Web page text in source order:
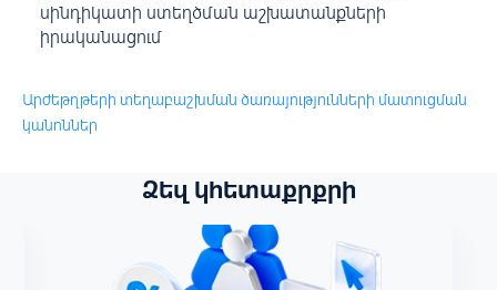
սինդիկատի ստեղծման աշխատանքների
իրականացում
Արժեթղթերի տեղաբաշխման ծառայությունների մատուցման
կանոններ
Ձեզ կհետաքրքրի